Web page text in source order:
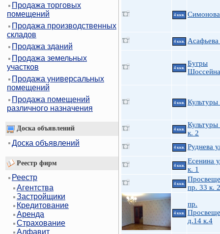
Продажа торговых
помещений
Продажа производственных
складов
Продажа зданий
Продажа земельных
участков
Продажа универсальных
помещений
Продажа помещений
различного назначения
Доска объявлений
Доска объявлений
Реестр фирм
Реестр
Агентства
Застройщики
Кредитование
Аренда
Страхование
Алфавит
4 ккв.
4 ккв. Асафьева
4 ккв.
Бугры
4 ккв.
4 ккв.
к. 2
4 ккв. Руднева
4 ккв.
Есенина
к. 1
4 ккв.
пр. 33 к. 2
4 ккв.
пр.
д.14 к.4